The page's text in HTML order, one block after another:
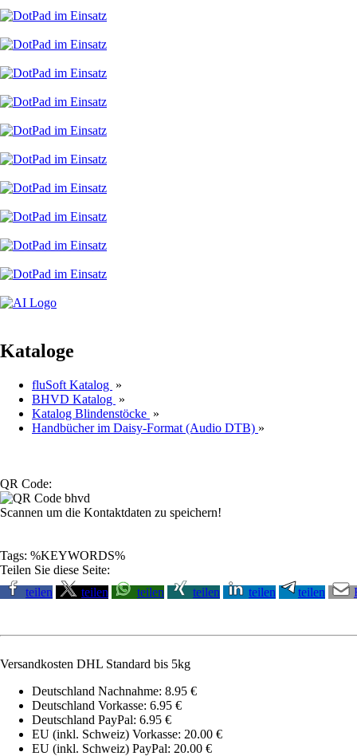
Kataloge
fluSoft Katalog »
BHVD Katalog »
Katalog Blindenstöcke »
Handbücher im Daisy-Format (Audio DTB) »
QR Code:
Scannen um die Kontaktdaten zu speichern!
Tags: %KEYWORDS%
Teilen Sie diese Seite:
teilen
teilen teilen teilen teilen teilen
Versandkosten DHL Standard bis 5kg
Deutschland Nachnahme: 8.95 €
Deutschland Vorkasse: 6.95 €
Deutschland PayPal: 6.95 €
EU (inkl. Schweiz) Vorkasse: 20.00 €
EU (inkl. Schweiz) PayPal: 20.00 €